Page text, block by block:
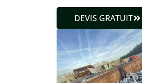
DEVIS GRATUIT